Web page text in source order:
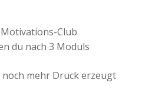
Club
du nach 3 Moduls
mehr Druck erzeugt